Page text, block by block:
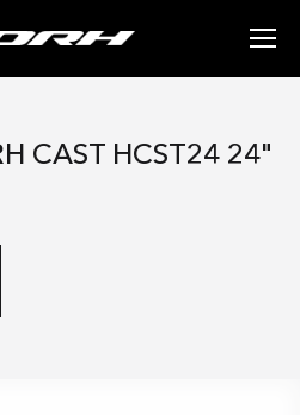
CAST HCST24 24"